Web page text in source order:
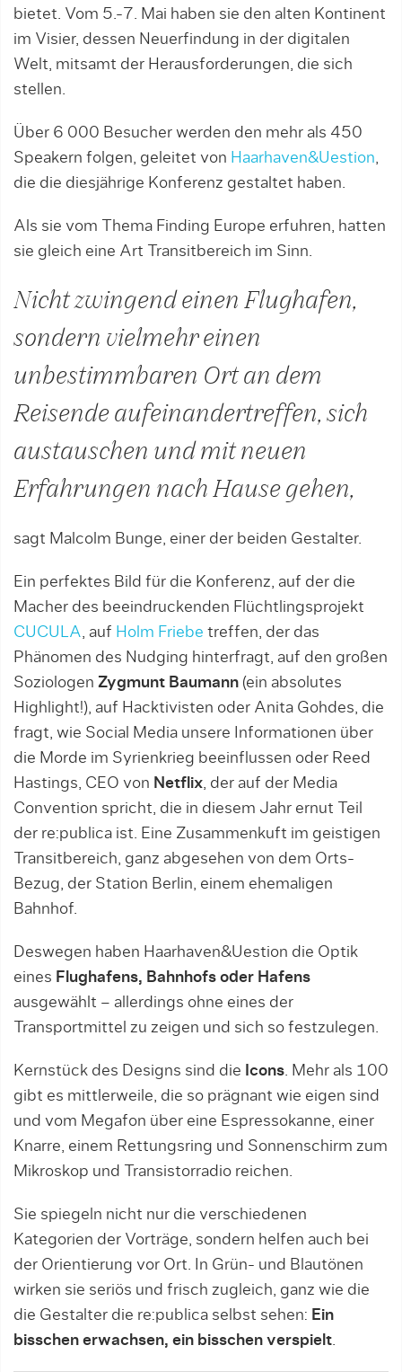
bietet. Vom 5.-7. Mai haben sie den alten Kontinent
im Visier, dessen Neuerfindung in der digitalen
Welt, mitsamt der Herausforderungen, die sich
stellen.
Über 6 000 Besucher werden den mehr als 450
Speakern folgen, geleitet von Haarhaven&Uestion
die die diesjährige Konferenz gestaltet haben.
Als sie vom Thema Finding Europe erfuhren, hatten
sie gleich eine Art Transitbereich im Sinn.
Nicht zwingend einen Flughafen,
sondern vielmehr einen
unbestimmbaren Ort an dem
Reisende aufeinandertreffen, sich
austauschen und mit neuen
Erfahrungen nach Hause gehen,
sagt Malcolm Bunge, einer der beiden Gestalter.
Ein perfektes Bild für die Konferenz, auf der die
Macher des beeindruckenden Flüchtlingsprojekt
CUCULA , auf Holm Friebe treffen, der das
Phänomen des Nudging hinterfragt, auf den großen
Soziologen Zygmunt Baumann (ein absolutes
Highlight!), auf Hacktivisten oder Anita Gohdes, die
fragt, wie Social Media unsere Informationen über
die Morde im Syrienkrieg beeinflussen oder Reed
Hastings, CEO von Netflix , der auf der Media
Convention spricht, die in diesem Jahr ernut Teil
der re:publica ist. Eine Zusammenkuft im geistigen
Transitbereich, ganz abgesehen von dem Orts-
Bezug, der Station Berlin, einem ehemaligen
Bahnhof.
Deswegen haben Haarhaven&Uestion die Optik
eines Flughafens, Bahnhofs oder Hafens
ausgewählt – allerdings ohne eines der
Transportmittel zu zeigen und sich so festzulegen.
Kernstück des Designs sind die Icons . Mehr als 100
gibt es mittlerweile, die so prägnant wie eigen sind
und vom Megafon über eine Espressokanne, einer
Knarre, einem Rettungsring und Sonnenschirm zum
Mikroskop und Transistorradio reichen.
Sie spiegeln nicht nur die verschiedenen
Kategorien der Vorträge, sondern helfen auch bei
der Orientierung vor Ort. In Grün- und Blautönen
wirken sie seriös und frisch zugleich, ganz wie die
die Gestalter die re:publica selbst sehen: Ein
bisschen erwachsen, ein bisschen verspielt